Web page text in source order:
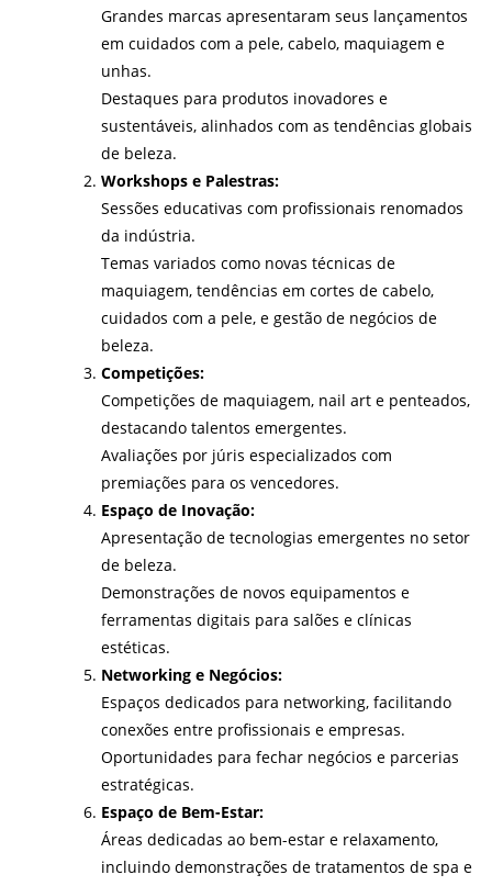
Grandes marcas apresentaram seus lançamentos
em cuidados com a pele, cabelo, maquiagem e
unhas.
Destaques para produtos inovadores e
sustentáveis, alinhados com as tendências globais
de beleza.
Workshops e Palestras:
Sessões educativas com profissionais renomados
da indústria.
Temas variados como novas técnicas de
maquiagem, tendências em cortes de cabelo,
cuidados com a pele, e gestão de negócios de
beleza.
Competições:
Competições de maquiagem, nail art e penteados,
destacando talentos emergentes.
Avaliações por júris especializados com
premiações para os vencedores.
Espaço de Inovação:
Apresentação de tecnologias emergentes no setor
de beleza.
Demonstrações de novos equipamentos e
ferramentas digitais para salões e clínicas
estéticas.
Networking e Negócios:
Espaços dedicados para networking, facilitando
conexões entre profissionais e empresas.
Oportunidades para fechar negócios e parcerias
estratégicas.
Espaço de Bem-Estar:
Áreas dedicadas ao bem-estar e relaxamento,
incluindo demonstrações de tratamentos de spa e